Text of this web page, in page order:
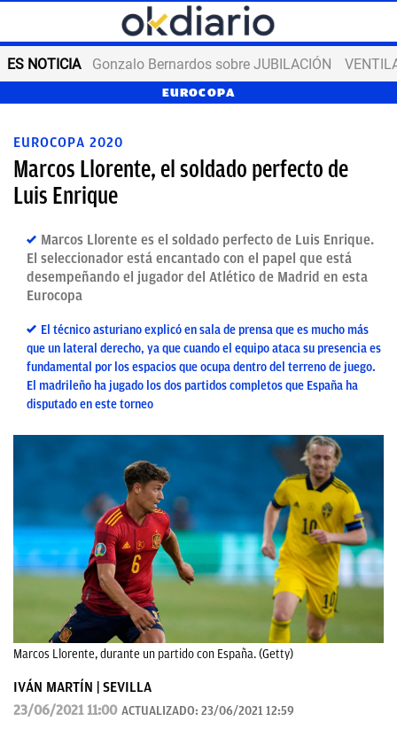
ES NOTICIA Gonzalo Bernardos sobre JUBILACIÓN
EUROCOPA
EUROCOPA 2020
Marcos Llorente, el soldado perfecto de
Luis Enrique
Marcos Llorente es el soldado perfecto de Luis Enrique.
El seleccionador está encantado con el papel que está
desempeñando el jugador del Atlético de Madrid en esta
Eurocopa
El técnico asturiano explicó en sala de prensa que es mucho más
que un lateral derecho, ya que cuando el equipo ataca su presencia es
fundamental por los espacios que ocupa dentro del terreno de juego.
El madrileño ha jugado los dos partidos completos que España ha
disputado en este torneo
Marcos Llorente, durante un partido con España. (Getty)
IVÁN MARTÍN | SEVILLA
23/06/2021 11:00 ACTUALIZADO: 23/06/2021 12:59